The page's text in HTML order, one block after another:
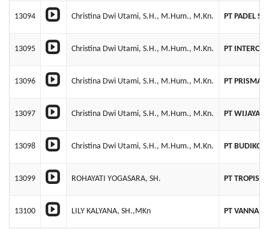
13094 Christina Dwi Utami, S.H., M.Hum., M.Kn. PT PADEL
13095 Christina Dwi Utami, S.H., M.Hum., M.Kn. PT
13096 Christina Dwi Utami, S.H., M.Hum., M.Kn. PT
13097 Christina Dwi Utami, S.H., M.Hum., M.Kn. PT WIJAYA
13098 Christina Dwi Utami, S.H., M.Hum., M.Kn. PT
13099 ROHAYATI YOGASARA, SH. PT TROPIS
13100 LILY KALYANA, SH.,MKn PT